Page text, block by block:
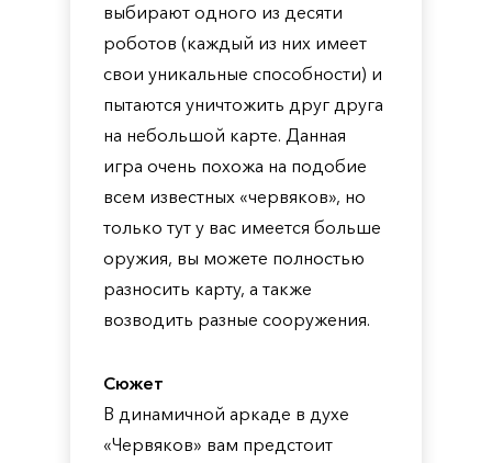
выбирают одного из десяти
роботов (каждый из них имеет
свои уникальные способности) и
пытаются уничтожить друг друга
на небольшой карте. Данная
игра очень похожа на подобие
всем известных «червяков», но
только тут у вас имеется больше
оружия, вы можете полностью
разносить карту, а также
возводить разные сооружения.
Сюжет
В динамичной аркаде в духе
«Червяков» вам предстоит